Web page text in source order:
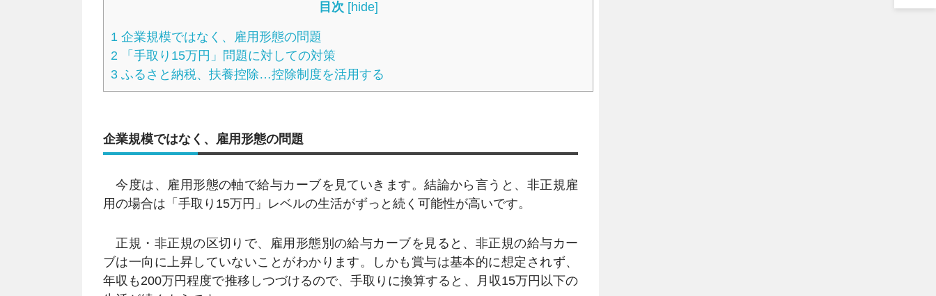
目次 [hide]
1 企業規模ではなく、雇用形態の問題
2 「手取り15万円」問題に対しての対策
3 ふるさと納税、扶養控除…控除制度を活用する
企業規模ではなく、雇用形態の問題
今度は、雇用形態の軸で給与カーブを見ていきます。結論から言うと、非正規雇
用の場合は「手取り15万円」レベルの生活がずっと続く可能性が高いです。
正規・非正規の区切りで、雇用形態別の給与カーブを見ると、非正規の給与カー
ブは一向に上昇していないことがわかります。しかも賞与は基本的に想定されず、
年収も200万円程度で推移しつづけるので、手取りに換算すると、月収15万円以下の